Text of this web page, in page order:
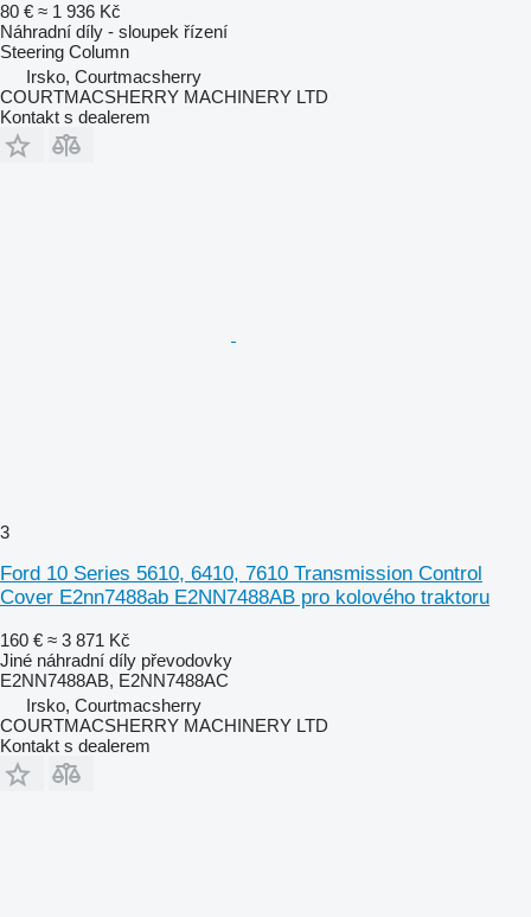
80 € ≈ 1 936 Kč
Náhradní díly - sloupek řízení
Steering Column
Irsko, Courtmacsherry
COURTMACSHERRY MACHINERY LTD
Kontakt s dealerem
3
Ford 10 Series 5610, 6410, 7610 Transmission Control
Cover E2nn7488ab E2NN7488AB pro kolového traktoru
160 € ≈ 3 871 Kč
Jiné náhradní díly převodovky
E2NN7488AB, E2NN7488AC
Irsko, Courtmacsherry
COURTMACSHERRY MACHINERY LTD
Kontakt s dealerem